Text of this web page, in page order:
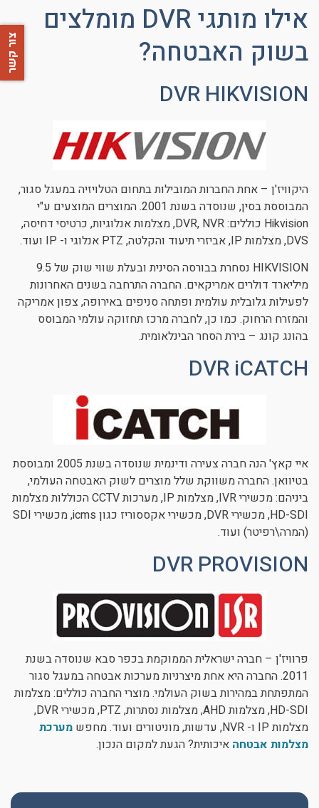
אילו מותגי DVR מומלצים
בשוק האבטחה?
DVR HIKVISION
היקוויז'ן – אחת החברות המובילות בתחום הטלויזיה במעגל סגור,
המבוססת בסין, שנוסדה בשנת 2001. המוצרים המוצעים ע"י
Hikvision כוללים: DVR, NVR, מצלמות אנלוגיות, כרטיסי דחיסה,
DVS, מצלמות IP, אביזרי תיעוד והקלטה, PTZ אנלוגי ו- IP ועוד.
HIKVISION נסחרת בבורסה הסינית ובעלת שווי שוק של 9.5
מיליארד דולרים אמריקאים. החברה התרחבה בשנים האחרונות
לפעילות גלובלית עולמית ופתחה סניפים באירופה, צפון אמריקה
והמזרח הרחוק. כמו כן, לחברה מרכז תחזוקה עולמי המבוסס
בהונג קונג – בירת הסחר הבינלאומית.
DVR iCATCH
איי קאץ' הנה חברה צעירה ודינמית שנוסדה בשנת 2005 ומבוססת
בטיוואן. החברה משווקת שלל מוצרים לשוק האבטחה העולמי,
ביניהם: מכשירי IVR, מצלמות IP, מערכות CCTV הכוללות מצלמות
HD-SDI, מכשירי DVR, מכשירי אקססוריז כגון icms, מכשירי SDI
(המרה\רפיטר) ועוד.
DVR PROVISION
פרוויז'ן – חברה ישראלית הממוקמת בכפר סבא שנוסדה בשנת
2011. החברה היא אחת מיצרניות מערכות אבטחה במעגל סגור
המתפתחת במהירות בשוק העולמי. מוצרי החברה כוללים: מצלמות
HD-SDI, מצלמות AHD, מצלמות נסתרות, PTZ, מכשירי DVR,
מצלמות IP ו- NVR, עדשות, מוניטורים ועוד. מחפש
מערכת
מצלמות אבטחה איכותית? הגעת למקום הנכון.
צור קשר